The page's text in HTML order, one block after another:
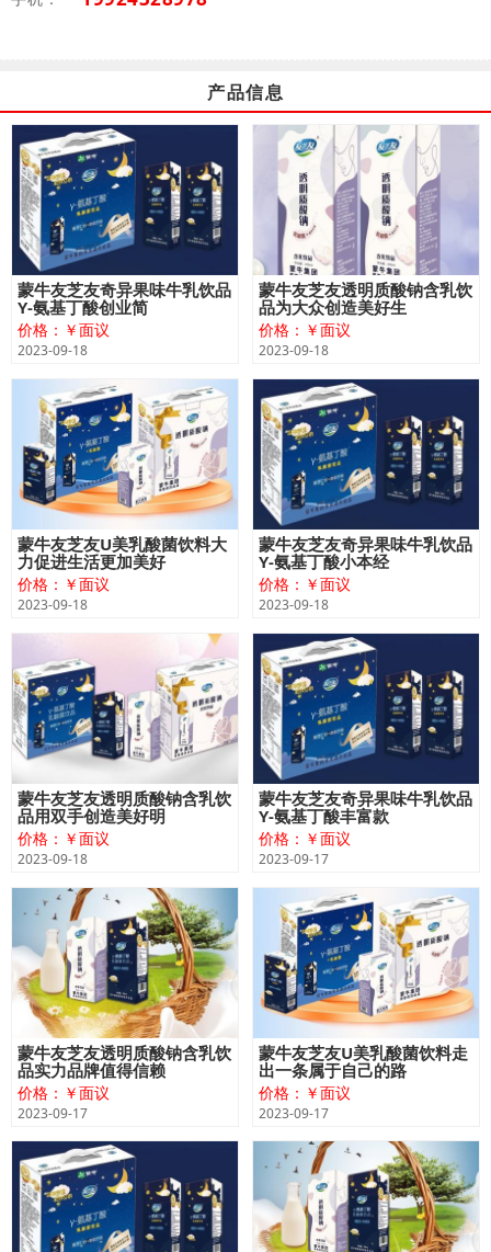
产品信息
蒙牛友芝友奇异果味牛乳饮品
Y-氨基丁酸创业简
价格：￥面议
2023-09-18
蒙牛友芝友透明质酸钠含乳饮
品为大众创造美好生
价格：￥面议
2023-09-18
蒙牛友芝友U美乳酸菌饮料大
力促进生活更加美好
价格：￥面议
2023-09-18
蒙牛友芝友奇异果味牛乳饮品
Y-氨基丁酸小本经
价格：￥面议
2023-09-18
蒙牛友芝友透明质酸钠含乳饮
品用双手创造美好明
价格：￥面议
2023-09-18
蒙牛友芝友奇异果味牛乳饮品
Y-氨基丁酸丰富款
价格：￥面议
2023-09-17
蒙牛友芝友透明质酸钠含乳饮
品实力品牌值得信赖
价格：￥面议
2023-09-17
蒙牛友芝友U美乳酸菌饮料走
出一条属于自己的路
价格：￥面议
2023-09-17